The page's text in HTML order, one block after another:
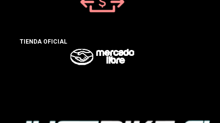
TIENDA OFICIAL